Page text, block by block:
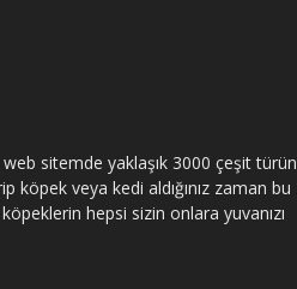
sitemde yaklaşık 3000 çeşit türün
köpek veya kedi aldığınız zaman bu
hepsi sizin onlara yuvanızı